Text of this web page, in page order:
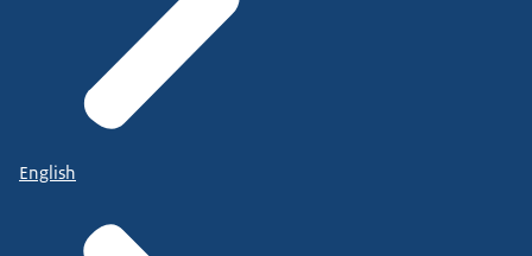
English